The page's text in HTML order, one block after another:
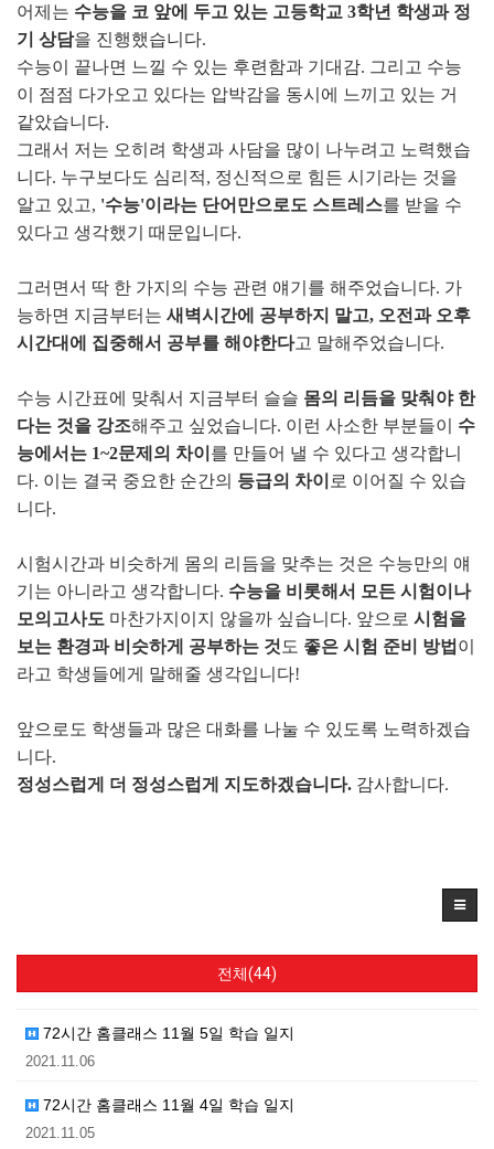
어제는 수능을 코 앞에 두고 있는 고등학교 3학년 학생과 정
기 상담을 진행했습니다.
수능이 끝나면 느낄 수 있는 후련함과 기대감. 그리고 수능
이 점점 다가오고 있다는 압박감을 동시에 느끼고 있는 거
같았습니다.
그래서 저는 오히려 학생과 사담을 많이 나누려고 노력했습
니다. 누구보다도 심리적, 정신적으로 힘든 시기라는 것을
알고 있고, '수능'이라는 단어만으로도 스트레스를 받을 수
있다고 생각했기 때문입니다.
그러면서 딱 한 가지의 수능 관련 얘기를 해주었습니다. 가
능하면 지금부터는 새벽시간에 공부하지 말고, 오전과 오후
시간대에 집중해서 공부를 해야한다고 말해주었습니다.
수능 시간표에 맞춰서 지금부터 슬슬 몸의 리듬을 맞춰야 한
다는 것을 강조해주고 싶었습니다. 이런 사소한 부분들이 수
능에서는 1~2문제의 차이 를 만들어 낼 수 있다고 생각합니
다. 이는 결국 중요한 순간의 등급의 차이 로 이어질 수 있습
니다.
시험시간과 비슷하게 몸의 리듬을 맞추는 것은 수능만의 얘
기는 아니라고 생각합니다. 수능을 비롯해서 모든 시험이나
모의고사도 마찬가지이지 않을까 싶습니다. 앞으로 시험을
보는 환경과 비슷하게 공부하는 것 도 좋은 시험 준비 방법 이
라고 학생들에게 말해줄 생각입니다!
앞으로도 학생들과 많은 대화를 나눌 수 있도록 노력하겠습
니다.
정성스럽게 더 정성스럽게 지도하겠습니다. 감사합니다.
전체(44)
72시간 홈클래스 11월 5일 학습 일지
2021.11.06
72시간 홈클래스 11월 4일 학습 일지
2021.11.05